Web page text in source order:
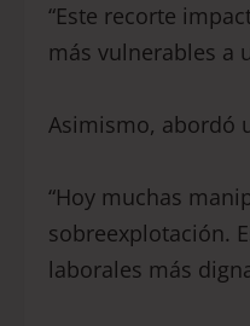
“Este recorte
más vulnerables a
Asimismo, abordó
“Hoy muchas
sobreexplotación.
laborales más